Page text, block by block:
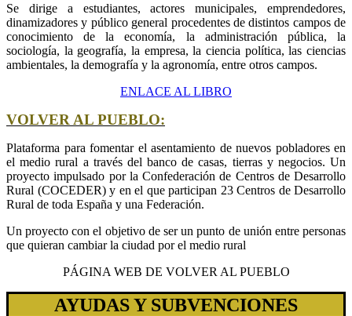
Se dirige a estudiantes, actores municipales, emprendedores,
dinamizadores y público general procedentes de distintos campos de
conocimiento de la economía, la administración pública, la
sociología, la geografía, la empresa, la ciencia política, las ciencias
ambientales, la demografía y la agronomía, entre otros campos.
ENLACE AL LIBRO
VOLVER AL PUEBLO:
Plataforma para fomentar el asentamiento de nuevos pobladores en
el medio rural a través del banco de casas, tierras y negocios. Un
proyecto impulsado por la Confederación de Centros de Desarrollo
Rural (COCEDER) y en el que participan 23 Centros de Desarrollo
Rural de toda España y una Federación.
Un proyecto con el objetivo de ser un punto de unión entre personas
que quieran cambiar la ciudad por el medio rural
PÁGINA WEB DE VOLVER AL PUEBLO
AYUDAS Y SUBVENCIONES